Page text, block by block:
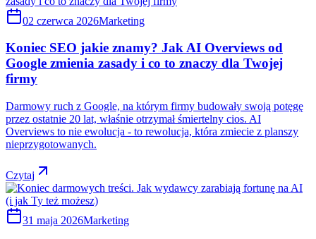
02 czerwca 2026Marketing
Koniec SEO jakie znamy? Jak AI Overviews od
Google zmienia zasady i co to znaczy dla Twojej
firmy
Darmowy ruch z Google, na którym firmy budowały swoją potęgę
przez ostatnie 20 lat, właśnie otrzymał śmiertelny cios. AI
Overviews to nie ewolucja - to rewolucja, która zmiecie z planszy
nieprzygotowanych.
Czytaj
31 maja 2026Marketing